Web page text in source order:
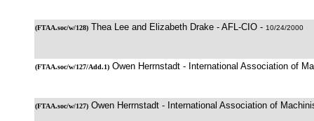
(FTAA.soc/w/128) Thea Lee and Elizabeth Drake - AFL-CIO - 10/24/2000
(FTAA.soc/w/127/Add.1) Owen Herrnstadt - International Association of
(FTAA.soc/w/127) Owen Herrnstadt - International Association of